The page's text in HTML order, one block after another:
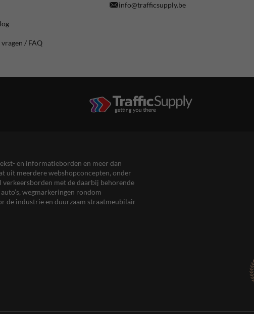
/ FAQ
info@trafficsupply.be
en informatieborden en meer dan
uit meerdere webshopconcepten, onder
verkeersborden met de daarbij behorende
wegmarkeringen rondom
de industrie en duurzaam straatmeubilair